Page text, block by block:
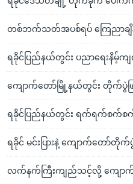
တစ်ဘက်သတ်အပစ်ရပ် ကြေညာချိ
ရခိုင်ပြည်နယ်တွင်း ပညာရေးနိမ့်
ကျောက်တော်မြို့နယ်တွင်း တိုက်ပွဲ
ရခိုင်ပြည်နယ်တွင်း ရက်ရက်စက်
ရခိုင် မင်းပြားနဲ့ ကျောက်တော်တိုက်
လက်နက်ကြီးကျည်သင့်လို့ ကျောက်